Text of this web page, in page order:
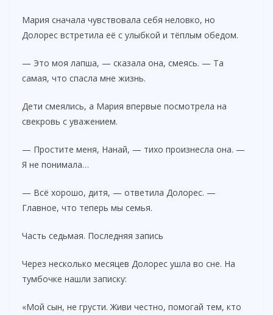
Мария сначала чувствовала себя неловко, но
Долорес встретила её с улыбкой и тёплым обедом.
— Это моя лапша, — сказала она, смеясь. — Та
самая, что спасла мне жизнь.
Дети смеялись, а Мария впервые посмотрела на
свекровь с уважением.
— Простите меня, Нанай, — тихо произнесла она. —
Я не понимала…
— Всё хорошо, дитя, — ответила Долорес. —
Главное, что теперь мы семья.
Часть седьмая. Последняя запись
Через несколько месяцев Долорес ушла во сне. На
тумбочке нашли записку:
«Мой сын, не грусти. Живи честно, помогай тем, кто